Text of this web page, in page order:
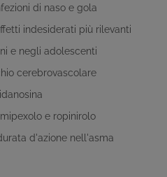
di naso e gola
indesiderati più rilevanti
e negli adolescenti
cerebrovascolare
e ropinirolo
d'azione nell'asma